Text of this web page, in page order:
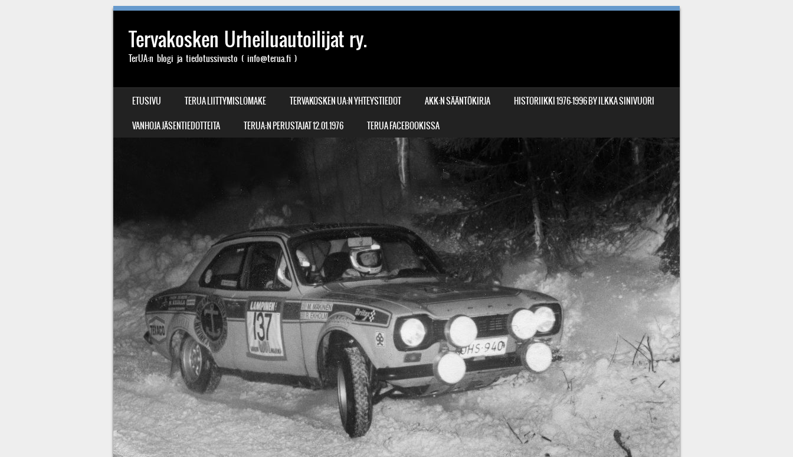
Tervakosken Urheiluautoilijat ry.
TerUA:n blogi ja tiedotussivusto ( info@terua.fi )
VALIKKO
SIIRRY SISÄLTÖÖN
ETUSIVU TERUA LIITTYMISLOMAKE TERVAKOSKEN UA:N YHTEYSTIEDOT AKK:N SÄÄNTÖKIRJA
HISTORIIKKI 1976-1996 BY ILKKA SINIVUORI
VANHOJA JÄSENTIEDOTTEITA
TERUA:N PERUSTAJAT 12.01.1976 TERUA FACEBOOKISSA